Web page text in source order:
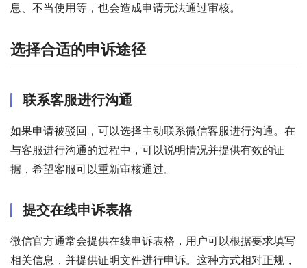
息、不当使用等，也会造成申请无法通过审核。
选择合适的申诉途径
联系客服进行沟通
如果申请被驳回，可以选择主动联系微信客服进行沟通。在
与客服进行沟通的过程中，可以说明情况并提供有效的证
据，希望客服可以重新审核通过。
提交在线申诉表格
微信官方通常会提供在线申诉表格，用户可以根据要求填写
相关信息，并提供证明文件进行申诉。这种方式相对正规，